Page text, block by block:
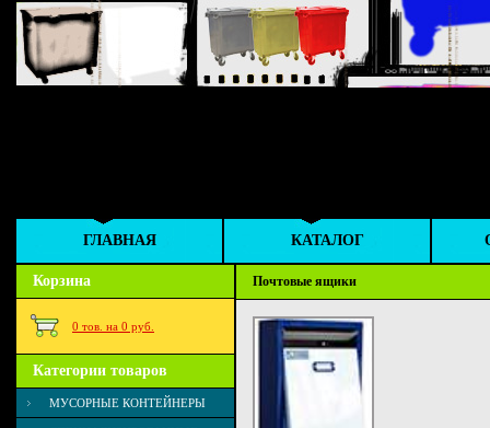
ГЛАВНАЯ КАТАЛОГ
Корзина
0 тов. на 0 руб.
Категории товаров
МУСОРНЫЕ КОНТЕЙНЕРЫ
Почтовые ящики